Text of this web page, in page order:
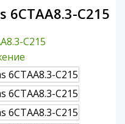
6CTAA8.3-C215